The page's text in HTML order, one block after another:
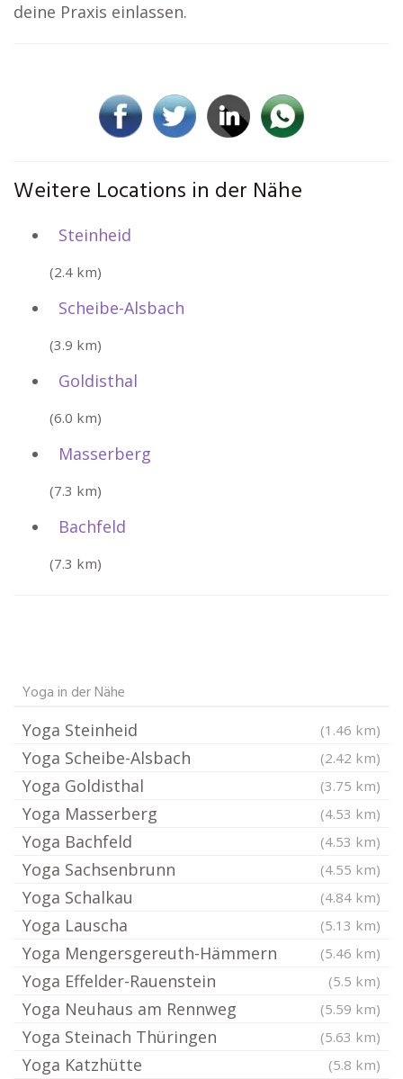
deine Praxis einlassen.
Weitere Locations in der Nähe
Steinheid
(2.4 km)
Scheibe-Alsbach
(3.9 km)
Goldisthal
(6.0 km)
Masserberg
(7.3 km)
Bachfeld
(7.3 km)
Yoga in der Nähe
Yoga Steinheid (1.46 km)
Yoga Scheibe-Alsbach (2.42 km)
Yoga Goldisthal (3.75 km)
Yoga Masserberg (4.53 km)
Yoga Bachfeld (4.53 km)
Yoga Sachsenbrunn (4.55 km)
Yoga Schalkau (4.84 km)
Yoga Lauscha (5.13 km)
Yoga Mengersgereuth-Hämmern (5.46 km)
Yoga Effelder-Rauenstein (5.5 km)
Yoga Neuhaus am Rennweg (5.59 km)
Yoga Steinach Thüringen (5.63 km)
Yoga Katzhütte (5.8 km)